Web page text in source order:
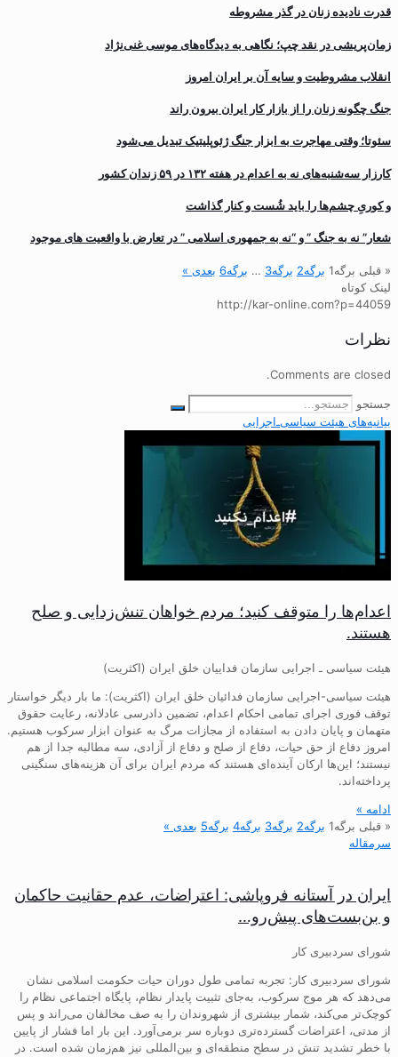
قدرت نادیده زنان در گذر مشروطه
زمان‌پریشی در نقد چپ؛ نگاهی به دیدگاه‌های موسی غنی‌نژاد
انقلاب مشروطیت و سایه آن بر ایران امروز
جنگ چگونه زنان را از بازار کار ایران بیرون راند
سئوتا؛ وقتی مهاجرت به ابزار جنگ ژئوپلیتیک تبدیل می‌شود
کارزار سه‌شنبه‌های نه به اعدام در هفته ۱۳۲ در ۵۹ زندان کشور
و کوریِ چشم‌ها را باید شُست و کنار گذاشت
شعار” نه به جنگ ” و “نه به جمهوری اسلامی ” در تعارض با واقعیت های موجود
« قبلی برگه1 برگه2 برگه3
… برگه6 بعدی »
لینک کوتاه
http://kar-online.com?p=44059
نظرات
Comments are closed.
جستجو
بیانیه‌های هیئت‌ سیاسی‌ـ‌اجرایی
اعدام‌ها را متوقف کنید؛ مردم خواهان تنش‌زدایی و صلح
هستند.
هیئت سیاسی ـ اجرایی سازمان فداییان خلق ایران (اکثریت)
هیئت سیاسی-اجرایی سازمان فدائیان خلق ایران (اکثریت): ما بار دیگر خواستار
توقف فوری اجرای تمامی احکام اعدام، تضمین دادرسی عادلانه، رعایت حقوق
متهمان و پایان دادن به استفاده از مجازات مرگ به عنوان ابزار سرکوب هستیم.
امروز دفاع از حق حیات، دفاع از صلح و دفاع از آزادی، سه مطالبه جدا از هم
نیستند؛ این‌ها ارکان آینده‌ای هستند که مردم ایران برای آن هزینه‌های سنگینی
پرداخته‌اند.
ادامه »
« قبلی
برگه1 برگه2 برگه3 برگه4 برگه5 بعدی »
سرمقاله
ایران در آستانه فروپاشی: اعتراضات، عدم حقانیت حاکمان
و بن‌بست‌های پیش‌رو…
شورای سردبیری کار
شورای سردبیری کار: تجربه تمامی طول دوران حیات حکومت اسلامی نشان
می‌دهد که هر موج سرکوب، به‌جای تثبیت پایدار نظام، پایگاه اجتماعی نظام را
کوچک‌تر می‌کند، شمار بیشتری از شهروندان را به صف مخالفان می‌راند و پس
از مدتی، اعتراضات گسترده‌تری دوباره سر برمی‌آورد. این بار اما فشار از پایین
با خطر تشدید تنش در سطح منطقه‌ای و بین‌المللی نیز هم‌زمان شده است. در